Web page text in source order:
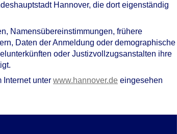
Hannover, die dort eigenständig
Namens­über­ein­stimmungen, frühere
Daten der Anmeldung oder demographische
oder Justiz­vollzugs­an­stalten ihre
Internet unter www.hannover.de eingesehen